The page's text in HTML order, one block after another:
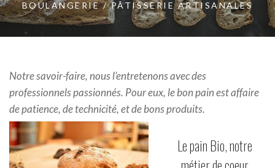
BOULANGERIE / PÂTISSERIE ARTISANALES
Notre savoir-faire, nous l’entretenons avec des
professionnels passionnés. Pour eux, le bon pain est affaire
de patience, de technicité, et de bons produits.
Le pain Bio, notre